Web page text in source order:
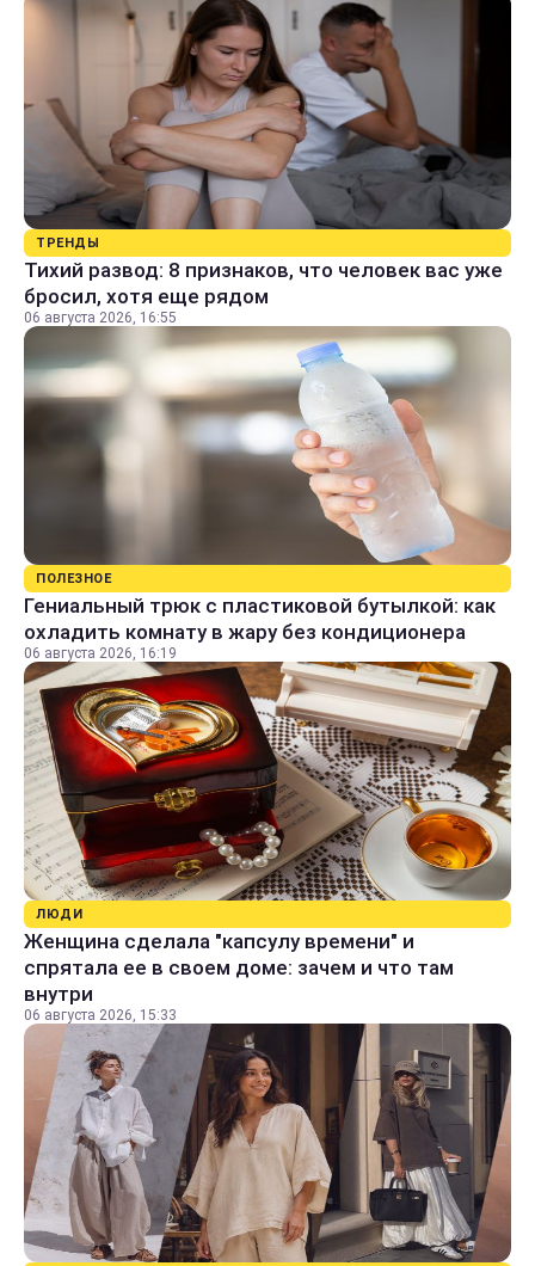
ТРЕНДЫ
Тихий развод: 8 признаков, что человек вас уже
бросил, хотя еще рядом
06 августа 2026, 16:55
ПОЛЕЗНОЕ
Гениальный трюк с пластиковой бутылкой: как
охладить комнату в жару без кондиционера
06 августа 2026, 16:19
ЛЮДИ
Женщина сделала "капсулу времени" и
спрятала ее в своем доме: зачем и что там
внутри
06 августа 2026, 15:33